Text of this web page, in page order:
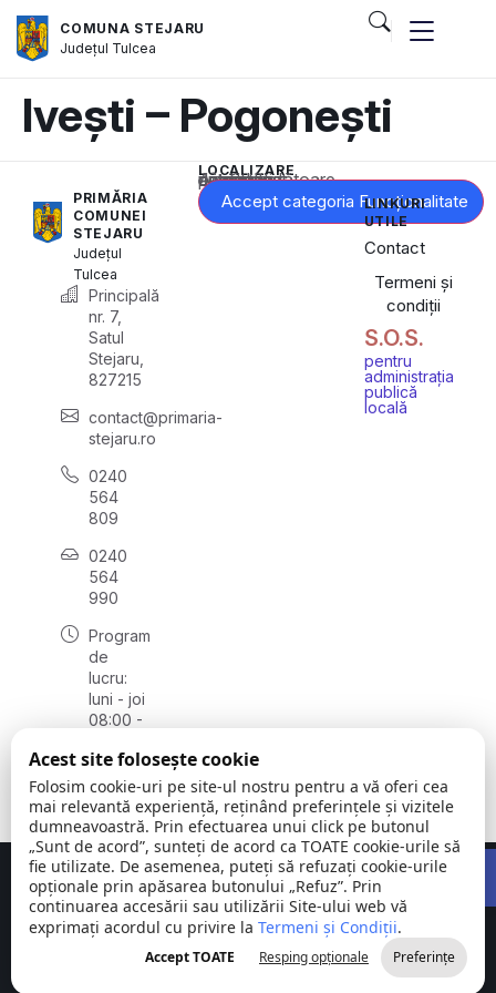
COMUNA STEJARU
Județul Tulcea
Ivești – Pogonești
PRIMĂRIA
COMUNEI
STEJARU
Județul
Tulcea
Principală
nr. 7,
Satul
Stejaru,
827215
contact@primaria-
stejaru.ro
0240
564
809
0240
564
990
Program
de
lucru:
luni - joi
08:00 -
vineri
08:00 -
14:00
LOCALIZARE
Acest conținut este blocat până când acceptați categoria corespunzătoare de cookie-uri.
Accept categoria Funcționalitate
LINKURI
UTILE
Contact
Termeni și
condiții
S.O.S.
pentru
administrația
publică
locală
Comuna
Stejaru |
județul Tulcea
©
2026
Toate
drepturile
rezervate
Concept realizat deBig Media Relații Publice SRL
Acest site folosește cookie
Folosim cookie-uri pe site-ul nostru pentru a vă oferi cea
mai relevantă experiență, reținând preferințele și vizitele
dumneavoastră. Prin efectuarea unui click pe butonul
„Sunt de acord”, sunteți de acord ca TOATE cookie-urile să
fie utilizate. De asemenea, puteți să refuzați cookie-urile
opționale prin apăsarea butonului „Refuz”. Prin
continuarea accesării sau utilizării Site-ului web vă
exprimați acordul cu privire la Termeni și Condiții.
Accept TOATE Resping opționale Preferințe